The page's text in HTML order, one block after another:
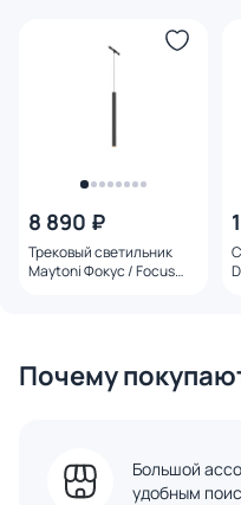
8 890 ₽
Трековый светильник
Maytoni Фокус / Focus
Почему
Большой
удобным